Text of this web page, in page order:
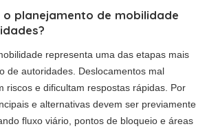
o planejamento de mobilidade
representa uma das etapas mais
de autoridades. Deslocamentos mal
riscos e dificultam respostas rápidas. Por
e alternativas devem ser previamente
fluxo viário, pontos de bloqueio e áreas